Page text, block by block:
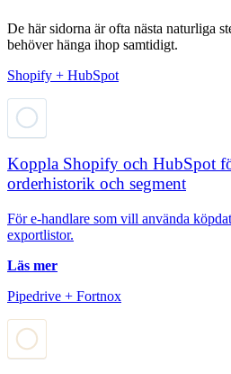
De här sidorna är ofta nästa naturliga
behöver hänga ihop samtidigt.
Shopify + HubSpot
Koppla Shopify och HubSpot
orderhistorik och segment
För e-handlare som vill använda
exportlistor.
Läs mer
Pipedrive + Fortnox